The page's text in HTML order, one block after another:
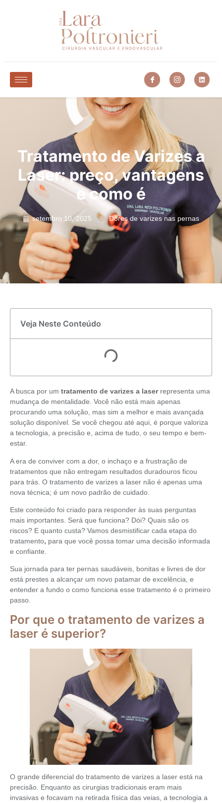
Tratamento de Varizes a
Laser: preço, vantagens
e como é
setembro 10, 2025 Dores de varizes nas pernas
Veja Neste Conteúdo
A busca por um tratamento de varizes a laserrepresenta uma
mudança de mentalidade. Você não está mais apenas
procurando uma solução, mas sim a melhor e mais avançada
solução disponível. Se você chegou até aqui, é porque valoriza
a tecnologia, a precisão e, acima de tudo, o seu tempo e bem-
estar.
A era de conviver com a dor, o inchaço e a frustração de
tratamentos que não entregam resultados duradouros ficou
para trás. O tratamento de varizes a laser não é apenas uma
nova técnica; é um novo padrão de cuidado.
Este conteúdo foi criado para responder às suas perguntas
mais importantes. Será que funciona? Dói? Quais são os
riscos? E quanto custa? Vamos desmistificar cada etapa do
tratamento, para que você possa tomar uma decisão informada
e confiante.
Sua jornada para ter pernas saudáveis, bonitas e livres de dor
está prestes a alcançar um novo patamar de excelência, e
entender a fundo o como funciona esse tratamento é o primeiro
passo.
Por que o tratamento de varizes a
laser é superior?
O grande diferencial do tratamento de varizes a laser está na
precisão. Enquanto as cirurgias tradicionais eram mais
invasivas e focavam na retirada física das veias, a tecnologia a